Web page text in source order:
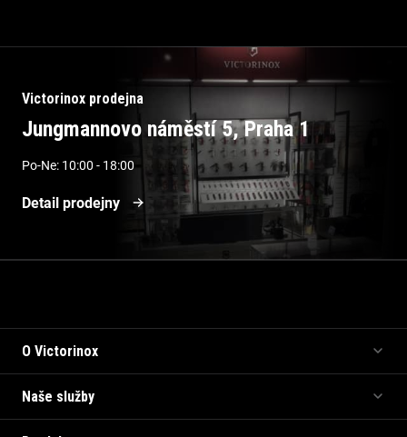
Victorinox prodejna
Jungmannovo náměstí 5, Praha 1
Po-Ne: 10:00 - 18:00
Detail prodejny
O Victorinox
Naše služby